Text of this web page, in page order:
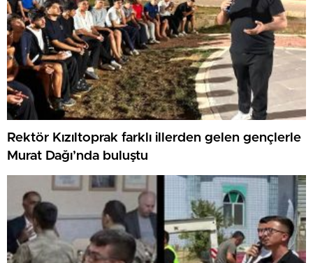
Rektör Kızıltoprak farklı illerden gelen gençlerle
Murat Dağı’nda buluştu